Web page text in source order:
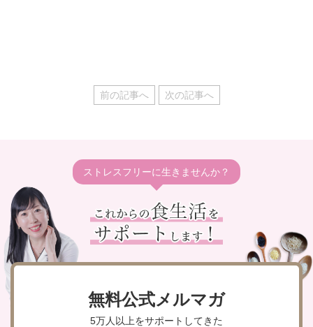
前の記事へ 次の記事へ
ストレスフリーに生きませんか？
無料公式メルマガ
5万人以上をサポートしてきた